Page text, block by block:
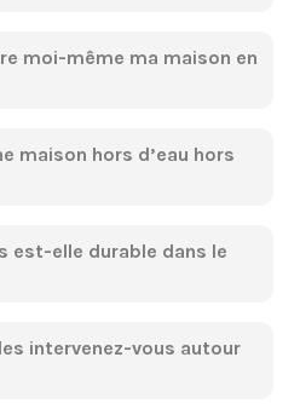
moi-même ma maison en
maison hors d’eau hors
est-elle durable dans le
intervenez-vous autour